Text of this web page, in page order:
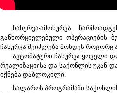
ჩახურვა-ამოხურვა
განხორციელებული ოპერაციების
ჩახურვა შეიძლება მოხდეს როგორც
ავტომატური ჩახურვა ყოველი
რეალიზაციისა და საქონლის უკან
იქნება დაბლოკილი.
სალაროს პროგრამაში